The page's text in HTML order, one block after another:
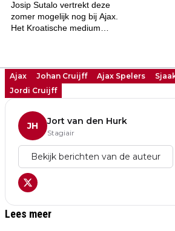
Ajax Johan Cruijff Ajax Spelers
Jordi Cruijff
JH Jort van den Hurk
Stagiair
Bekijk berichten van de auteur
Lees meer